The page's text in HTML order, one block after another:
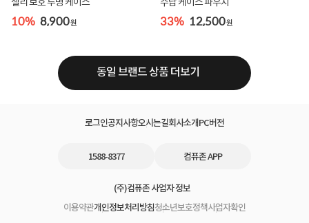
젤리 보호 투명 케이스
10% 8,900원
수납 케이스 파우치
33% 12,500원
동일 브랜드 상품 더보기
로그인공지사항오시는길회사소개PC버전
1588-8377 컴퓨존 APP
(주)컴퓨존 사업자 정보
이용약관개인정보처리방침청소년보호정책사업자확인